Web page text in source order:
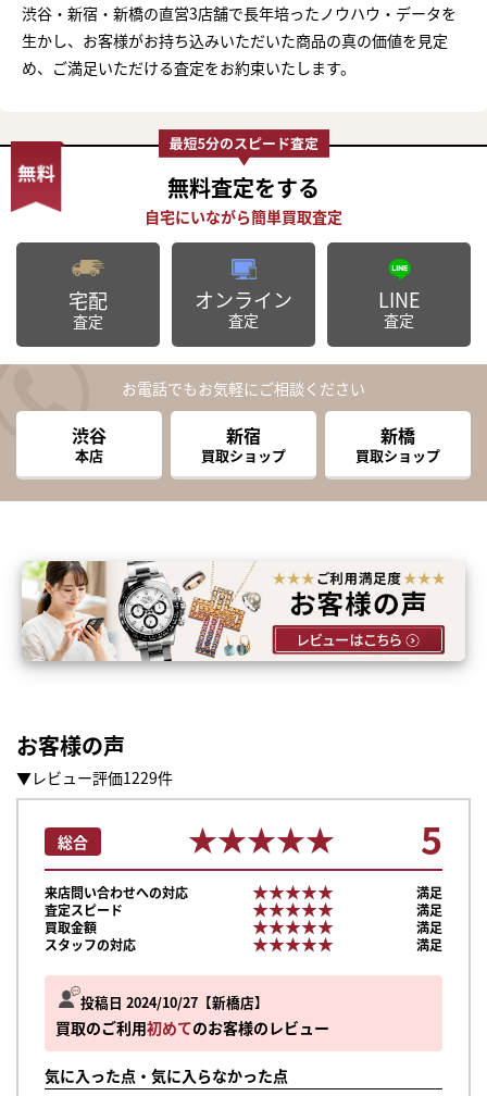
渋谷・新宿・新橋の直営3店舗で長年培ったノウハウ・データを
生かし、お客様がお持ち込みいただいた商品の真の価値を見定
め、ご満足いただける査定をお約束いたします。
無料査定をする
宅配
査定
オンライン
査定
LINE
査定
お電話でもお気軽にご相談ください
渋谷
本店
新宿
買取ショップ
新橋
買取ショップ
お客様の声
▼レビュー評価1229件
投稿日 2024/10/27 新橋店
買取のご利用初めてのお客様のレビュー
気に入った点・気に入らなかった点
総合 ★★★★★
★★★★★ 5
来店問い合わせへの対応 ★★★★★
★★★★★
満足
査定スピード
★★★★★
★★★★★
満足
買取金額
★★★★★
★★★★★
満足
スタッフの対応
★★★★★
★★★★★ 満足